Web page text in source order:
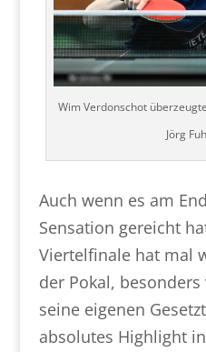
Wim Verdonschot
Jörg
Auch wenn es am
Sensation gereicht
Viertelfinale hat mal
der Pokal,
seine eigenen
absolutes Highlight